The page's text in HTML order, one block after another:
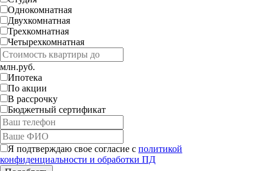
Однокомнатная
Двухкомнатная
Трехкомнатная
Четырехкомнатная
млн.руб.
Ипотека
По акции
В рассрочку
Бюджетный сертификат
Я подтверждаю свое согласие с политикой
конфиденциальности и обработки ПД